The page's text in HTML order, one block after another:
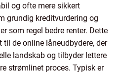
og ofte mere sikkert
grundig kreditvurdering og
som regel bedre renter. Dette
de online låneudbydere, der
landskab og tilbyder lettere
strømlinet proces. Typisk er